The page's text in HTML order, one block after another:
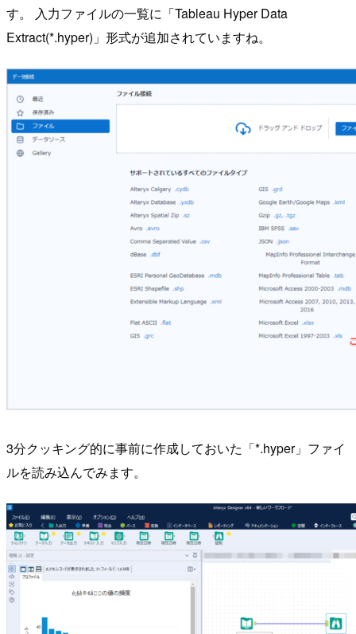
す。 入力ファイルの一覧に「Tableau Hyper Data
Extract(*.hyper)」形式が追加されていますね。
3分クッキング的に事前に作成しておいた「*.hyper」ファイ
ルを読み込んでみます。